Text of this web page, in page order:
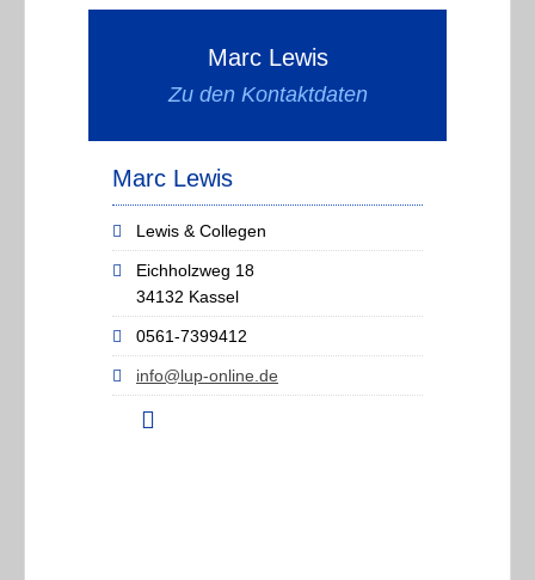
Marc Lewis
Zu den Kontaktdaten
Marc Lewis
Lewis & Collegen
Eichholzweg 18
34132 Kassel
0561-7399412
info@lup-online.de